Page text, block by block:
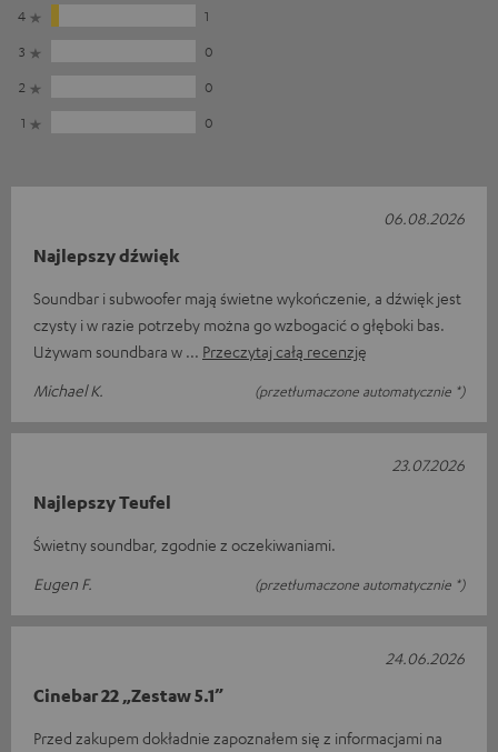
4
1
3
0
2
0
1
0
Najlepszy dźwięk
Soundbar i subwoofer mają świetne wykończenie, a dźwięk jest
czysty i w razie potrzeby można go wzbogacić o głęboki bas.
Używam soundbara w
Przeczytaj całą recenzję
Michael K.
(przetłumaczone automatycznie *)
06.08.2026
Najlepszy Teufel
Świetny soundbar, zgodnie z oczekiwaniami.
Eugen F.
(przetłumaczone automatycznie *)
23.07.2026
Cinebar 22 „Zestaw 5.1”
Przed zakupem dokładnie zapoznałem się z informacjami na
24.06.2026